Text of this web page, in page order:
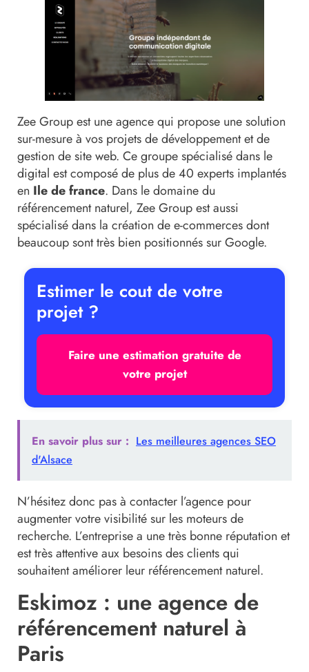
Zee Group est une agence qui propose une solution
sur-mesure à vos projets de développement et de
gestion de site web. Ce groupe spécialisé dans le
digital est composé de plus de 40 experts implantés
en Ile de france. Dans le domaine du
référencement naturel, Zee Group est aussi
spécialisé dans la création de e-commerces dont
beaucoup sont très bien positionnés sur Google.
Estimer le cout de votre
projet ?
Faire une estimation gratuite de
votre projet
En savoir plus sur : Les meilleures agences SEO
d'Alsace
N’hésitez donc pas à contacter l’agence pour
augmenter votre visibilité sur les moteurs de
recherche. L’entreprise a une très bonne réputation et
est très attentive aux besoins des clients qui
souhaitent améliorer leur référencement naturel.
Eskimoz : une agence de
référencement naturel à
Paris